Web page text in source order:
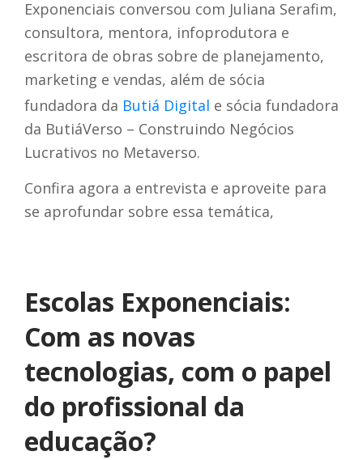
Exponenciais conversou com Juliana Serafim,
consultora, mentora, infoprodutora e
escritora de obras sobre de planejamento,
marketing e vendas, além de sócia
fundadora da Butiá Digital e sócia fundadora
da ButiáVerso – Construindo Negócios
Lucrativos no Metaverso.
Confira agora a entrevista e aproveite para
se aprofundar sobre essa temática,
Escolas Exponenciais:
Com as novas
tecnologias, com o papel
do profissional da
educação?